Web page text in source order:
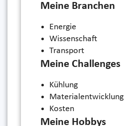
Meine Branchen
Energie
Wissenschaft
Transport
Meine Challenges
Kühlung
Materialentwicklung
Kosten
Meine Hobbys